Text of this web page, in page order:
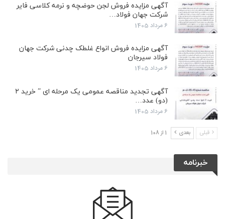
آگهی مزایده فروش لجن حوضچه و نرمه کلاسی فایر
شرکت جهان فولاد…
6 مرداد 1405
آگهی مزایده فروش انواع غلطک چدنی شرکت جهان
فولاد سیرجان
6 مرداد 1405
آگهی تجدید مناقصه عمومی یک مرحله ای ” خرید ۲
(دو) عدد…
6 مرداد 1405
قبلی بعدی 1 از 108
خبرنامه